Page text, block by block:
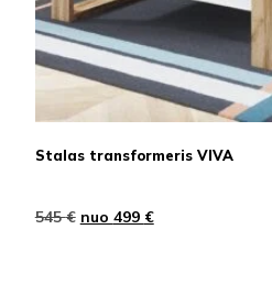
Stalas transformeris VIVA
545€ nuo 499 €